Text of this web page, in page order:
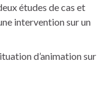
études de cas et
intervention sur un
d’animation sur